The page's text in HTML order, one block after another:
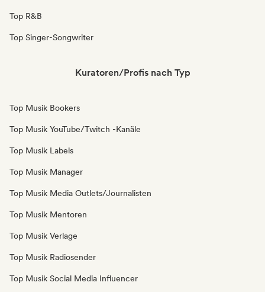
Top R&B
Top Singer-Songwriter
Kuratoren/Profis nach Typ
Top Musik Bookers
Top Musik YouTube/Twitch -Kanäle
Top Musik Labels
Top Musik Manager
Top Musik Media Outlets/Journalisten
Top Musik Mentoren
Top Musik Verlage
Top Musik Radiosender
Top Musik Social Media Influencer